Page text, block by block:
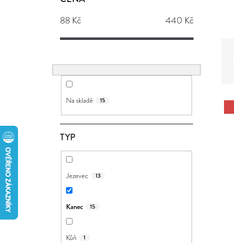
88Kč 440 Kč
Na skladě 15
TYP
Jezevec 13
Kanec 15
Kůň 1
P
V
Ý